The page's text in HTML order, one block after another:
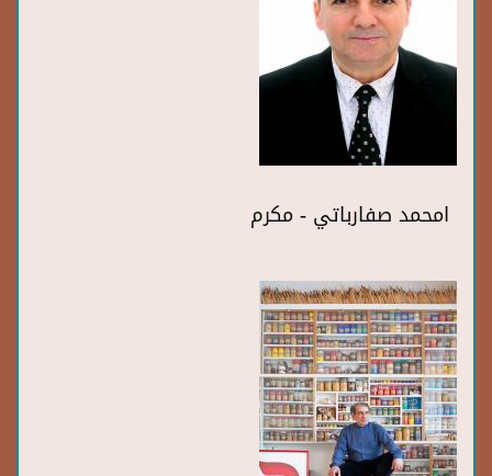
امحمد صفارباتي - مكرم